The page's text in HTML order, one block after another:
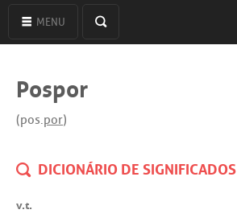
MENU
Pospor
(pos.por)
DICIONÁRIO DE SIGNIFICADOS
v.t.